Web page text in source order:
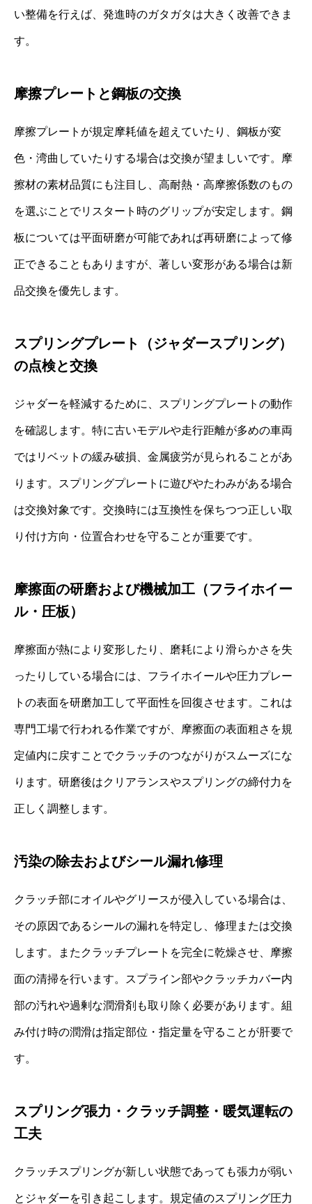
い整備を行えば、発進時のガタガタは大きく改善できま
す。
摩擦プレートと鋼板の交換
摩擦プレートが規定摩耗値を超えていたり、鋼板が変
色・湾曲していたりする場合は交換が望ましいです。摩
擦材の素材品質にも注目し、高耐熱・高摩擦係数のもの
を選ぶことでリスタート時のグリップが安定します。鋼
板については平面研磨が可能であれば再研磨によって修
正できることもありますが、著しい変形がある場合は新
品交換を優先します。
スプリングプレート（ジャダースプリング）
の点検と交換
ジャダーを軽減するために、スプリングプレートの動作
を確認します。特に古いモデルや走行距離が多めの車両
ではリベットの緩み破損、金属疲労が見られることがあ
ります。スプリングプレートに遊びやたわみがある場合
は交換対象です。交換時には互換性を保ちつつ正しい取
り付け方向・位置合わせを守ることが重要です。
摩擦面の研磨および機械加工（フライホイー
ル・圧板）
摩擦面が熱により変形したり、磨耗により滑らかさを失
ったりしている場合には、フライホイールや圧力プレー
トの表面を研磨加工して平面性を回復させます。これは
専門工場で行われる作業ですが、摩擦面の表面粗さを規
定値内に戻すことでクラッチのつながりがスムーズにな
ります。研磨後はクリアランスやスプリングの締付力を
正しく調整します。
汚染の除去およびシール漏れ修理
クラッチ部にオイルやグリースが侵入している場合は、
その原因であるシールの漏れを特定し、修理または交換
します。またクラッチプレートを完全に乾燥させ、摩擦
面の清掃を行います。スプライン部やクラッチカバー内
部の汚れや過剰な潤滑剤も取り除く必要があります。組
み付け時の潤滑は指定部位・指定量を守ることが肝要で
す。
スプリング張力・クラッチ調整・暖気運転の
工夫
クラッチスプリングが新しい状態であっても張力が弱い
とジャダーを引き起こします。規定値のスプリング圧力